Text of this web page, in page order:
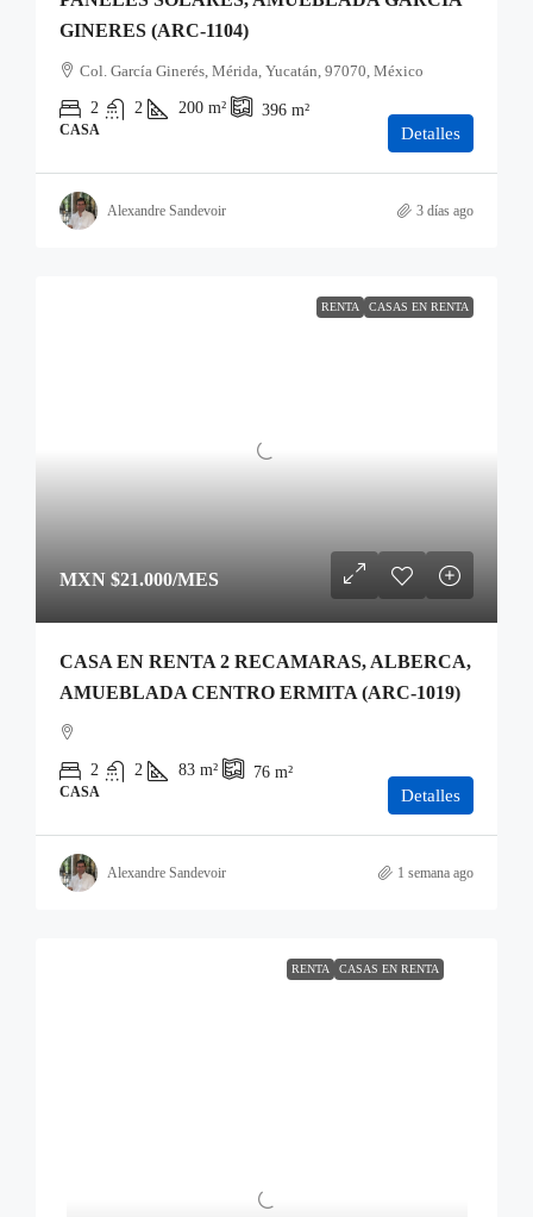
GINERES (ARC-1104)
Col. García Ginerés, Mérida, Yucatán, 97070, México
2 2 200 m² 396 m²
CASA Detalles
Alexandre Sandevoir 3 días ago
RENTA CASAS EN RENTA
MXN $21.000/MES
CASA EN RENTA 2 RECAMARAS, ALBERCA,
AMUEBLADA CENTRO ERMITA (ARC-1019)
2 2 83 m² 76 m²
CASA Detalles
Alexandre Sandevoir 1 semana ago
RENTA CASAS EN RENTA